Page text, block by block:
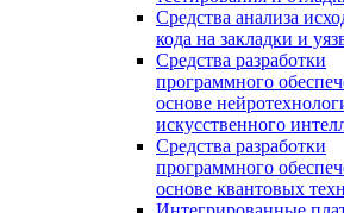
Средства анализа
кода на закладки и
Средства разработки
программного
основе
искусственного
Средства разработки
программного
основе квантовых